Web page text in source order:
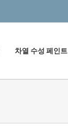
차열 수성 페인트